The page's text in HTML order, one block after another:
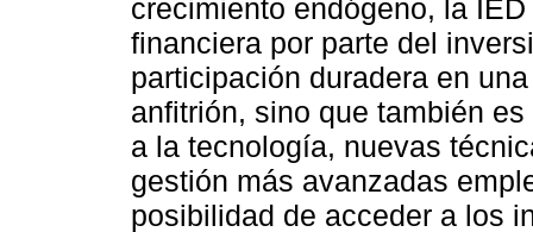
crecimiento endógeno, la
financiera por parte del
participación duradera en
anfitrión, sino que también
a la tecnología, nuevas
gestión más avanzadas
posibilidad de acceder a los